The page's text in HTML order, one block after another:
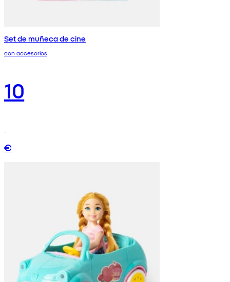
Set de muñeca de cine
con accesorios
10
€